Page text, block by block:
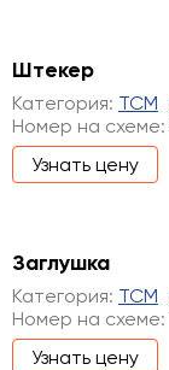
Штекер
Категория: TCM
Номер на схеме:
Узнать цену
Заглушка
Категория: TCM
Номер на схеме:
Узнать цену